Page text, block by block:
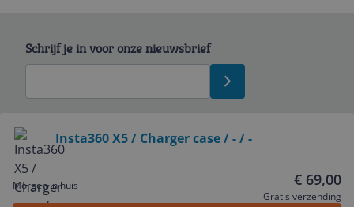
Insta360 X5 / Charger case / - / -
Morgen in huis € 69,00
Gratis verzending
Schrijf je in voor onze nieuwsbrief
Service